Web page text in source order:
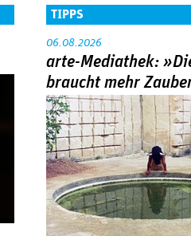
TIPPS
06.08.2026
arte-Mediathek:
braucht mehr